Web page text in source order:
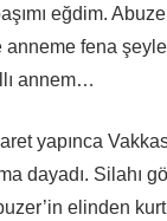
eğdim.
fena
annem…
yapınca
dayadı. Silahı
elinden